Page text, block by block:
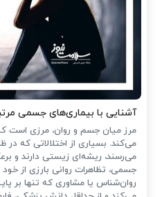
آشنایی با بیماری‌های جسمی
مرز میان جسم و روان، مرزی است
می‌کند. بسیاری از اختلالاتی که در
می‌رسند، ریشه‌ای زیستی دارند و
جسمی، تظاهرات روانی بارزی از
روان‌شناس یا مشاوری که تنها بر